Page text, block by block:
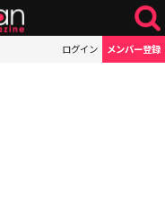
ログイン メンバー登録